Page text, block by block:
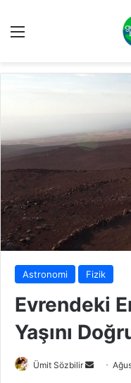
Menü
Astronomi Fizik
Evrendeki
Yaşını
Ümit Sözbilir
Bir